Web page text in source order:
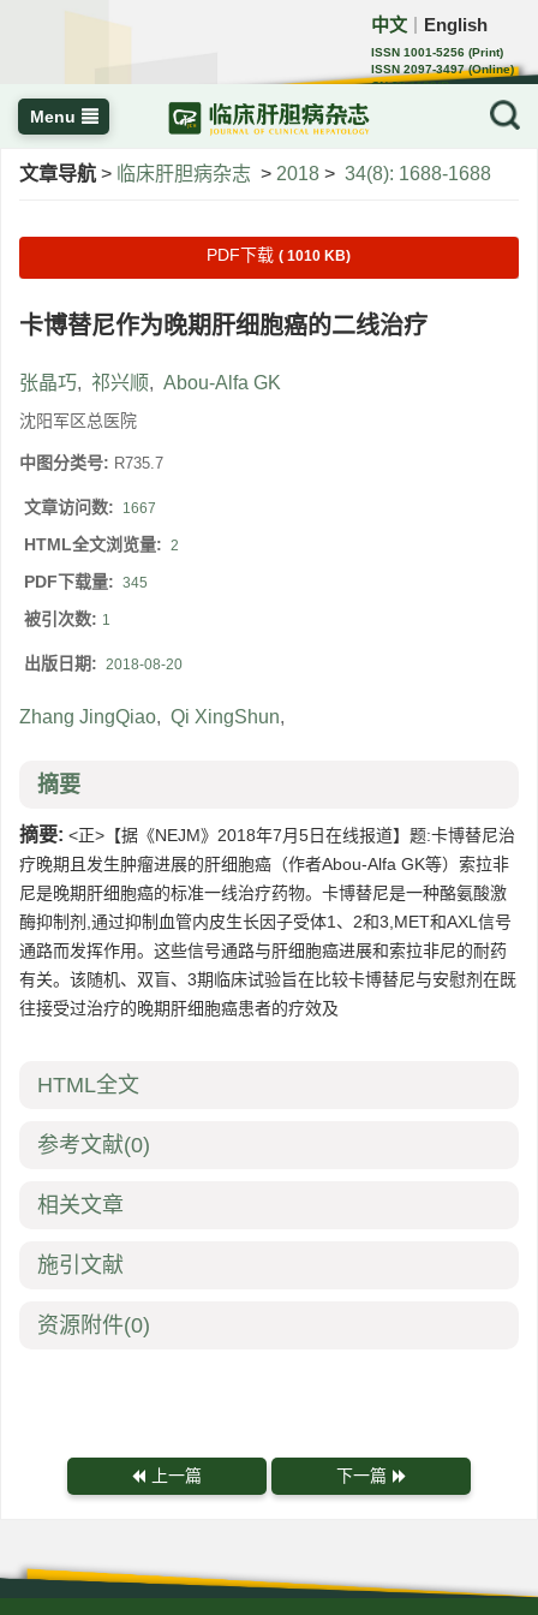
中文 English
ISSN 1001-5256 (Print)
ISSN 2097-3497 (Online)
CN 22-1108/R
Menu
文章导航 > 临床肝胆病杂志 > 2018 > 34(8): 1688-1688
PDF下载 ( 1010 KB)
卡博替尼作为晚期肝细胞癌的二线治疗
张晶巧, 祁兴顺, Abou-Alfa GK
沈阳军区总医院
中图分类号: R735.7
文章访问数: 1667
HTML全文浏览量: 2
PDF下载量: 345
被引次数: 1
出版日期: 2018-08-20
Zhang JingQiao, Qi XingShun,
摘要
摘要: <正>【据《NEJM》2018年7月5日在线报道】题:卡博替尼治
疗晚期且发生肿瘤进展的肝细胞癌（作者Abou-Alfa GK等）索拉非
尼是晚期肝细胞癌的标准一线治疗药物。卡博替尼是一种酪氨酸激
酶抑制剂,通过抑制血管内皮生长因子受体1、2和3,MET和AXL信号
通路而发挥作用。这些信号通路与肝细胞癌进展和索拉非尼的耐药
有关。该随机、双盲、3期临床试验旨在比较卡博替尼与安慰剂在既
往接受过治疗的晚期肝细胞癌患者的疗效及
HTML全文
参考文献(0)
相关文章
施引文献
资源附件(0)
上一篇 下一篇